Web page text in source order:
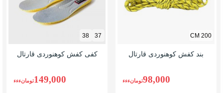
200 CM
بند کفش کوهنوردی قارتال
98,000تومانءءء
37
38
کفی کفش کوهنوردی قارتال
149,000تومانءءء